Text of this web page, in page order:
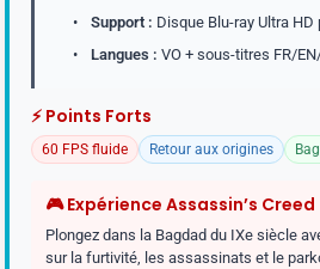
•
Support : Disque Blu-ray Ultra HD
•
Langues : VO + sous-titres FR/
⚡ Points Forts
60 FPS fluide Retour aux origines
🎮 Expérience Assassin’s Creed
Plongez dans la Bagdad du IXe siècle
sur la furtivité, les assassinats et le